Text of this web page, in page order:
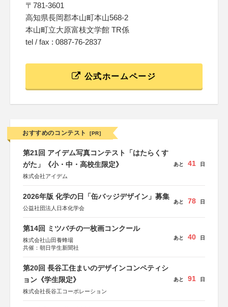
〒781-3601
高知県長岡郡本山町本山568-2
本山町立大原富枝文学館 TR係
tel / fax : 0887-76-2837
公式ホームページ
おすすめのコンテスト [PR]
第21回 アイデム写真コンテスト「はたらくす
がた」《小・中・高校生限定》
株式会社アイデム
あと 41 日
2026年版 化学の日「缶バッジデザイン」募集
公益社団法人日本化学会
あと 78 日
第14回 ミツバチの一枚画コンクール
株式会社山田養蜂場
共催：朝日学生新聞社
あと 40 日
第20回 長谷工住まいのデザインコンペティシ
ョン《学生限定》
株式会社長谷工コーポレーション
あと 91 日